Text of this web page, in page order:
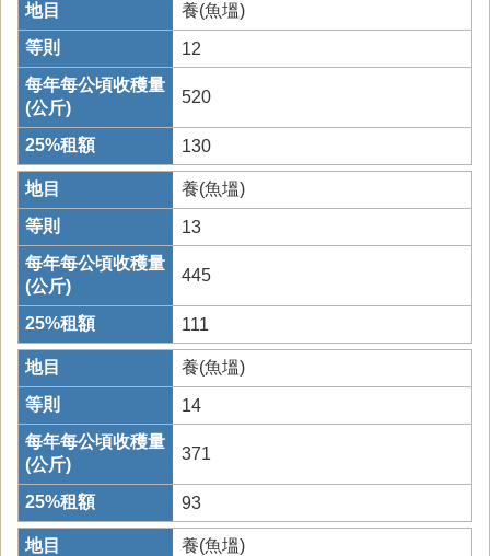
養(魚塭)
12
520
130
養(魚塭)
13
445
111
養(魚塭)
14
371
93
養(魚塭)